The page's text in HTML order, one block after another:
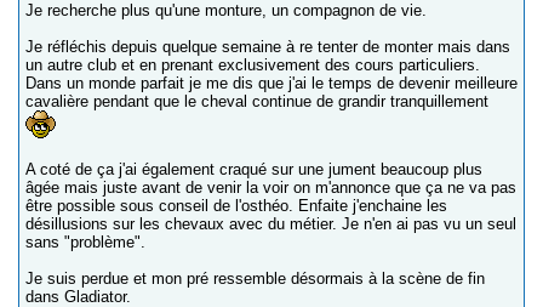
Je recherche plus qu'une monture, un compagnon de vie.
Je réfléchis depuis quelque semaine à re tenter de monter mais dans
un autre club et en prenant exclusivement des cours particuliers.
Dans un monde parfait je me dis que j'ai le temps de devenir meilleure
cavalière pendant que le cheval continue de grandir tranquillement
A coté de ça j'ai également craqué sur une jument beaucoup plus
âgée mais juste avant de venir la voir on m'annonce que ça ne va pas
être possible sous conseil de l'osthéo. Enfaite j'enchaine les
désillusions sur les chevaux avec du métier. Je n'en ai pas vu un seul
sans "problème".
Je suis perdue et mon pré ressemble désormais à la scène de fin
dans Gladiator.